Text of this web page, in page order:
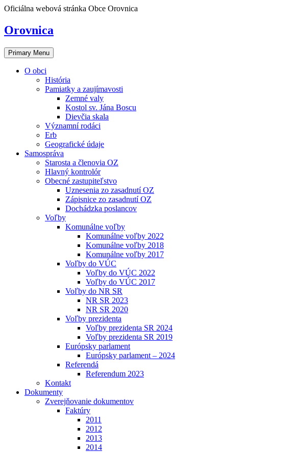
Skip
content
Oficiálna webová stránka Obce Orovnica
Orovnica
Primary Menu
O obci
História
Pamiatky a zaujímavosti
Zemné valy
Kostol sv. Jána Boscu
Dievčia skala
Významní rodáci
Erb
Geografické údaje
Samospráva
Starosta a členovia OZ
Hlavný kontrolór
Obecné zastupiteľstvo
Uznesenia zo zasadnutí OZ
Zápisnice zo zasadnutí OZ
Dochádzka poslancov
Voľby
Komunálne voľby
Komunálne voľby 2022
Komunálne voľby 2018
Komunálne voľby 2017
Voľby do VÚC
Voľby do VÚC 2022
Voľby do VÚC 2017
Voľby do NR SR
NR SR 2023
NR SR 2020
Voľby prezidenta
Voľby prezidenta SR 2024
Voľby prezidenta SR 2019
Európsky parlament
Európsky parlament – 2024
Referendá
Referendum 2023
Kontakt
Dokumenty
Zverejňovanie dokumentov
Faktúry
2011
2012
2013
2014